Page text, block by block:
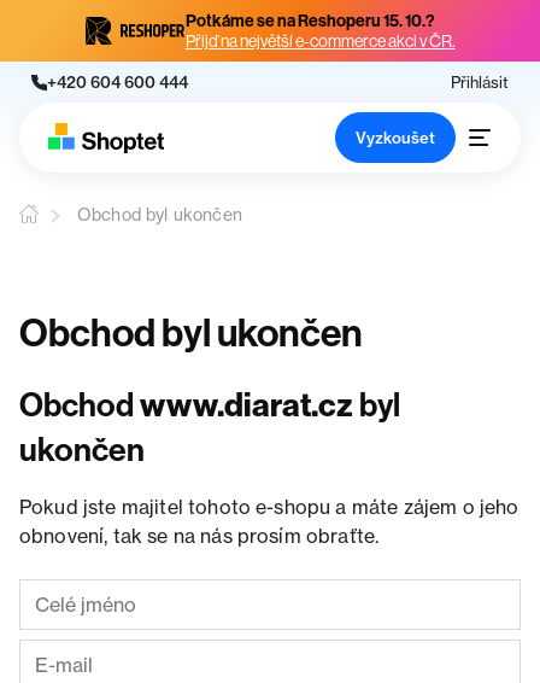
Potkáme se na Reshoperu 15. 10.?
Přijď na největší e-commerce akci v ČR.
+420 604 600 444 Přihlásit
Vyzkoušet
Obchod byl ukončen
Obchod byl ukončen
Obchodwww.diarat.cz byl
ukončen
Pokud jste majitel tohoto e-shopu a máte zájem o jeho
obnovení, tak se na nás prosím obraťte.